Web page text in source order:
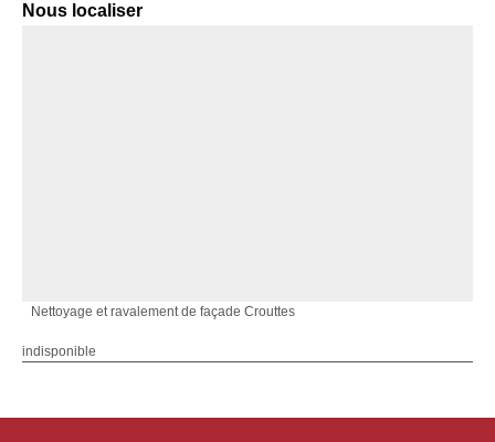
Nous localiser
Nettoyage et ravalement de façade Crouttes
indisponible